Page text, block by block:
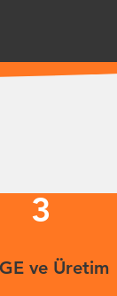
3
ve Üretim